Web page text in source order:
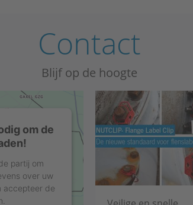
Contact
Blijf op de hoogte
om de
partij om
over uw
accepteer de